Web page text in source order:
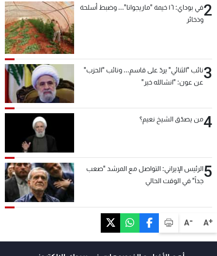
A+
A-
2
في بوداي: ١٦ خيمة "ماريجوانا"... وضبط أسلحة
وذخائر
3نائب "الثنائي" يردّ على قاسم... ونائب "الحزب"
عن عون: "انشالله خير"
4من يصدّق الشيخ نعيم؟
5الرئيس الإيراني: التواصل مع المرشد "صعب
جداً" في الوقت الحالي